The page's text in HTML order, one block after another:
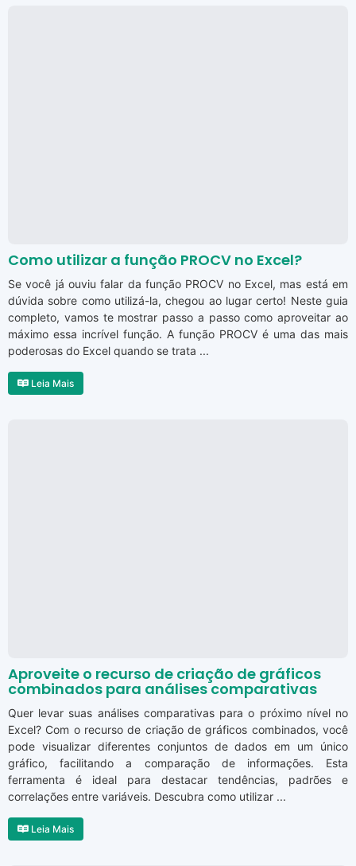
Como utilizar a função PROCV no Excel?
Se você já ouviu falar da função PROCV no Excel, mas está em
dúvida sobre como utilizá-la, chegou ao lugar certo! Neste guia
completo, vamos te mostrar passo a passo como aproveitar ao
máximo essa incrível função. A função PROCV é uma das mais
poderosas do Excel quando se trata ...
Leia Mais
Aproveite o recurso de criação de gráficos
combinados para análises comparativas
Quer levar suas análises comparativas para o próximo nível no
Excel? Com o recurso de criação de gráficos combinados, você
pode visualizar diferentes conjuntos de dados em um único
gráfico, facilitando a comparação de informações. Esta
ferramenta é ideal para destacar tendências, padrões e
correlações entre variáveis. Descubra como utilizar ...
Leia Mais